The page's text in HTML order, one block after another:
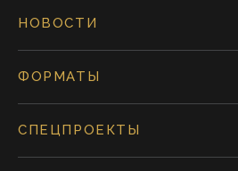
НОВОСТИ
ФОРМАТЫ
СПЕЦПРОЕКТЫ